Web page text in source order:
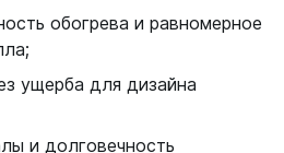
обогрева и равномерное
ущерба для дизайна
и долговечность